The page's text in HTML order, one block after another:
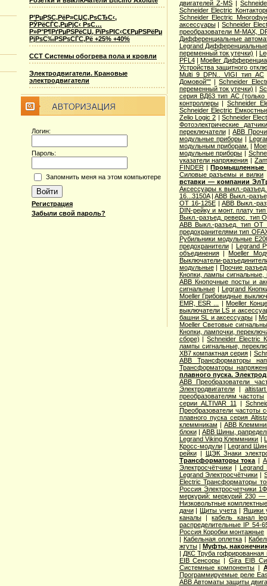
Р’РµРЅС‚РёР»СЏС‚РѕСЂС‹,
РЎРёСЃС‚РµРјС‹ РѕС…
Р»Р°Р¶РґРµРЅРёСЏ, РїРѕРІС‹С€РµРЅРёРµ
РјРѕС‰РЅРѕСЃС‚Рё +25% +40%
ССТ Системы обогрева пола и кровли
Электродвигатели. Крановые
электродвигатели
Логин:
Пароль:
Запомнить меня на этом компьютере
Регистрация
Забыли свой пароль?
двигателей Z-MS|
Schneider Electric
Schneider Electric
аксессуары|Schneider
преобразователи M-MAX,
Дифференциальные
Legrand
переменный ток утечки) |
PFL4|Moeller
Устройства защитного
Multi 9 DPN.. VIGI тип AС
Домовой""|Schneider
переменный ток утечки) |
серия ВД63 тип АС (только
контроллеры| Schneider
Schneider Electric
Zelio Logic 2 | Schneider
Фотоэлектрические датчики
переключатели|ABB
модульные приборы|
модульным приборам.
|
модульные приборы |
указатели напряжения |
FINDER|Промышленные
Cиловые разъемы и вилки
вставки — компании
Аксессуары к выкл.-
16...3150A|ABB Выкл.-
OT 16-125E| ABB Выкл.-
DIN-рейку и монт. плату
Выкл.-разъед. реверс. тип
ABB Выкл.-разъед. тип OT
предохранителями тип
Рубильники модульные
предохранители| Legrand
объединения|Moeller
Выключатели-
модульные|Прочие
Кнопки, лампы сигнальные,
ABB Кнопочные посты и
сигнальные| Legrand
Moeller Грибовидные
EMR, ESR ...
|Moeller
выключатели LS и
башни SL и аксессуары |
Moeller Световые
Кнопки, лампочки,
сборе) |Schneider Electric
лампы сигнальные,
XB7 компактная серия |
ABB Трансформаторы
Трансформаторы
плавного пуска.
ABB Преобразователи
Электродвигатели|
преобразователям частоты
серии ALTIVAR 11
|
Преобразователи частоты
плавного пуска серия
клеммникам | ABB
блоки| ABB Шины,
Legrand Viking Клеммники |
Кросс-модули| Legrand
рейки| ЩЭК Знаки
Трансформаторы тока |
Электросчётчики| Legrand
Legrand Электросчётчики |
Electric Трансформаторы
Россия Электросчетчики
меркурий: меркурий 230 —
Низковольтные
дачи|Щиты учета |Ящики
каналы|кабель канал
распределительные IP 54-
Россия Коробки монтажные
| Кабельная оплетка|
жгуты| Муфты,
| ДКС Труба гофрированная
EIB Сенсоры |Gira EIB
Системные компоненты |
Программируемые реле
ABB Автоматы защиты